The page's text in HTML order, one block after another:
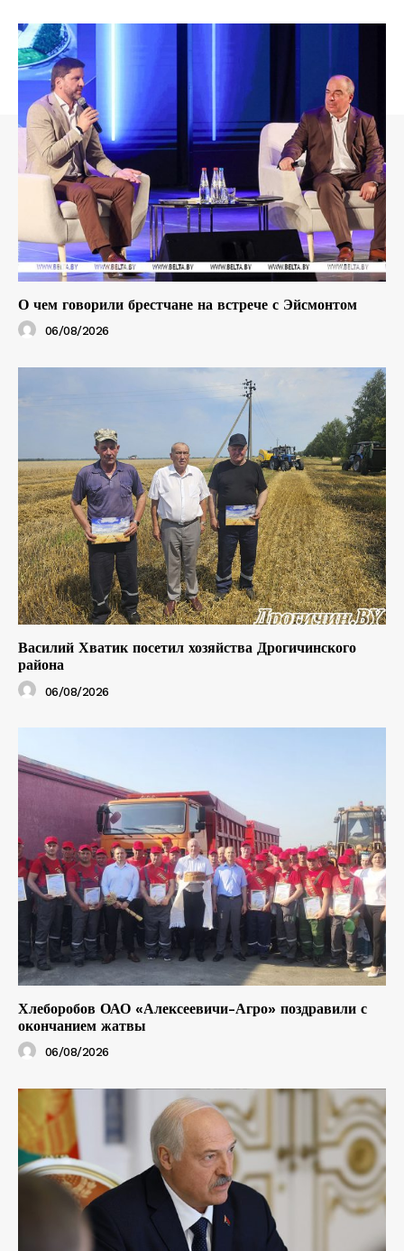
О чем говорили брестчане на встрече с Эйсмонтом
06/08/2026
Василий Хватик посетил хозяйства Дрогичинского
района
06/08/2026
Хлеборобов ОАО «Алексеевичи-Агро» поздравили с
окончанием жатвы
06/08/2026